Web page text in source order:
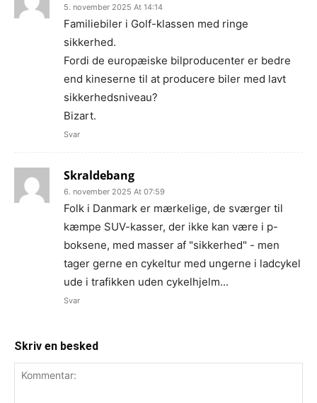
5. november 2025 At 14:14
Familiebiler i Golf-klassen med ringe
sikkerhed.
Fordi de europæiske bilproducenter er bedre
end kineserne til at producere biler med lavt
sikkerhedsniveau?
Bizart.
Svar
Skraldebang
6. november 2025 At 07:59
Folk i Danmark er mærkelige, de sværger til
kæmpe SUV-kasser, der ikke kan være i p-
boksene, med masser af "sikkerhed" - men
tager gerne en cykeltur med ungerne i ladcykel
ude i trafikken uden cykelhjelm...
Svar
Skriv en besked